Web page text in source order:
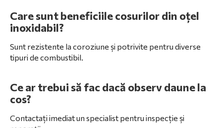
Care sunt beneficiile cosurilor din oțel
inoxidabil?
Sunt rezistente la coroziune și potrivite pentru diverse
tipuri de combustibil.
Ce ar trebui să fac dacă observ daune la
cos?
Contactați imediat un specialist pentru inspecție și